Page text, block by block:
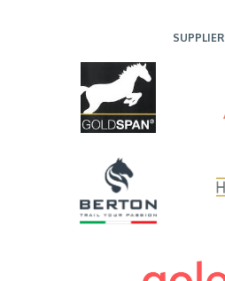
SUPPLIER